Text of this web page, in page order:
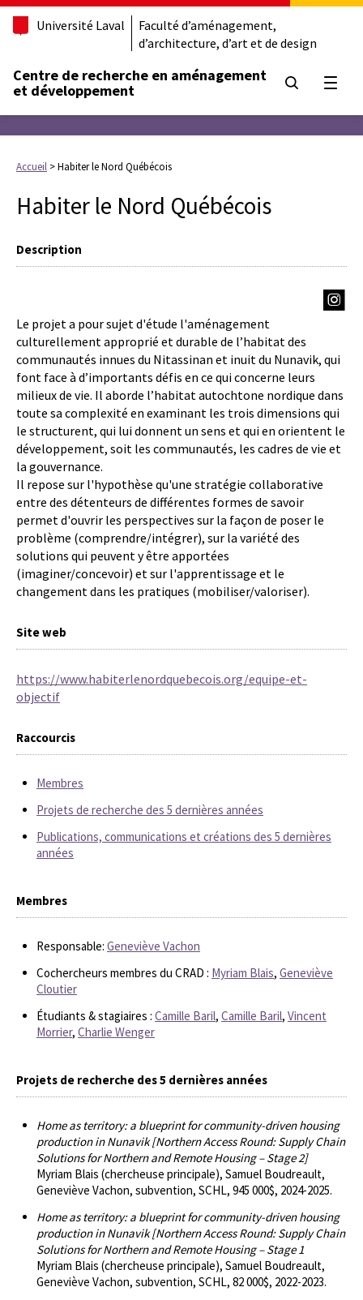
Université Laval
Faculté d’aménagement,
d’architecture, d’art et de design
Centre de recherche en aménagement
et développement
Accueil >Habiter le Nord Québécois
Habiter le Nord Québécois
Description
Le projet a pour sujet d'étude l'aménagement
culturellement approprié et durable de l’habitat des
communautés innues du Nitassinan et inuit du Nunavik, qui
font face à d’importants défis en ce qui concerne leurs
milieux de vie. Il aborde l’habitat autochtone nordique dans
toute sa complexité en examinant les trois dimensions qui
le structurent, qui lui donnent un sens et qui en orientent le
développement, soit les communautés, les cadres de vie et
la gouvernance.
Il repose sur l'hypothèse qu'une stratégie collaborative
entre des détenteurs de différentes formes de savoir
permet d'ouvrir les perspectives sur la façon de poser le
problème (comprendre/intégrer), sur la variété des
solutions qui peuvent y être apportées
(imaginer/concevoir) et sur l'apprentissage et le
changement dans les pratiques (mobiliser/valoriser).
Site web
https://www.habiterlenordquebecois.org/equipe-et-
objectif
Raccourcis
Membres
Projets de recherche des 5 dernières années
Publications, communications et créations des 5 dernières
années
Membres
Responsable: Geneviève Vachon
Cochercheurs membres du CRAD : Myriam Blais, Geneviève
Cloutier
Étudiants & stagiaires : Camille Baril, Camille Baril, Vincent
Morrier, Charlie Wenger
Projets de recherche des 5 dernières années
Home as territory: a blueprint for community-driven housing
production in Nunavik [Northern Access Round: Supply Chain
Solutions for Northern and Remote Housing – Stage 2]
Myriam Blais (chercheuse principale), Samuel Boudreault,
Geneviève Vachon, subvention, SCHL, 945 000$, 2024-2025.
Home as territory: a blueprint for community-driven housing
production in Nunavik [Northern Access Round: Supply Chain
Solutions for Northern and Remote Housing – Stage 1
Myriam Blais (chercheuse principale), Samuel Boudreault,
Geneviève Vachon, subvention, SCHL, 82 000$, 2022-2023.